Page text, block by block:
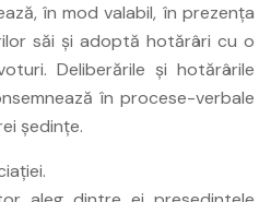
în mod valabil, în prezenţa
săi şi adoptă hotărâri cu o
Deliberările şi hotărârile
în procese-verbale
şedinţe.